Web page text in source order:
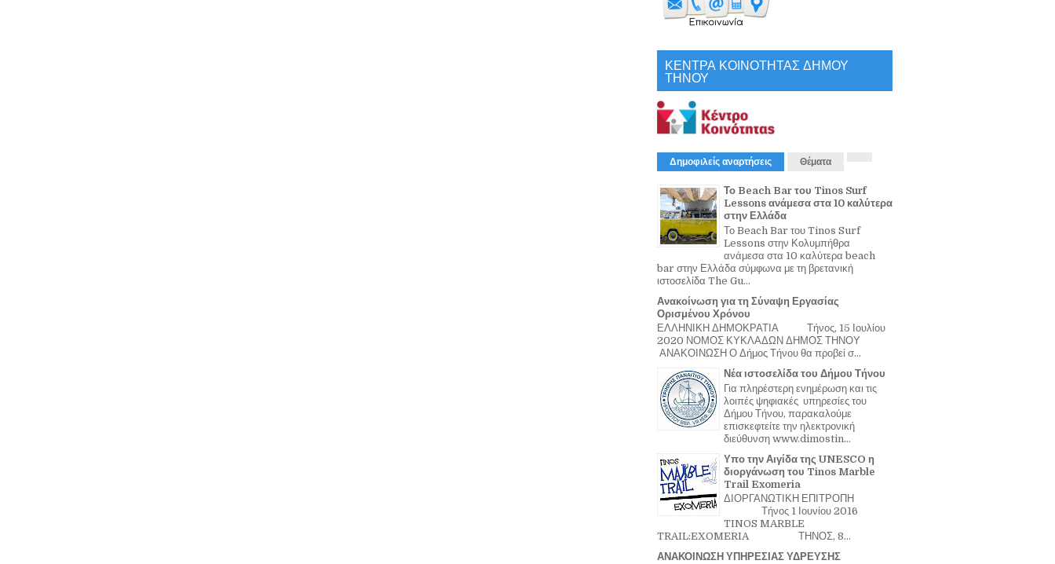
ΚΕΝΤΡΑ ΚΟΙΝΟΤΗΤΑΣ ΔΗΜΟΥ
ΤΗΝΟΥ
Δημοφιλείς αναρτήσεις Θέματα
Το Beach Bar του Tinos Surf
Lessons ανάμεσα στα 10 καλύτερα
στην Ελλάδα
Το Beach Bar του Tinos Surf
Lessons στην Κολυμπήθρα
ανάμεσα στα 10 καλύτερα beach
bar στην Ελλάδα σύμφωνα με τη βρετανική
ιστοσελίδα The Gu...
Ανακοίνωση για τη Σύναψη Εργασίας
Ορισμένου Χρόνου
ΕΛΛΗΝΙΚΗ ΔΗΜΟΚΡΑΤΙΑ Τήνος, 15 Ιουλίου
2020 ΝΟΜΟΣ ΚΥΚΛΑΔΩΝ ΔΗΜΟΣ ΤΗΝΟΥ
ΑΝΑΚΟΙΝΩΣΗ Ο Δήμος Τήνου θα προβεί σ...
Νέα ιστοσελίδα του Δήμου Τήνου
Για πληρέστερη ενημέρωση και τις
λοιπές ψηφιακές υπηρεσίες του
Δήμου Τήνου, παρακαλούμε
επισκεφτείτε την ηλεκτρονική
διεύθυνση www.dimostin...
Υπο την Αιγίδα της UNESCO η
διοργάνωση του Tinos Marble
Trail Exomeria
ΔΙΟΡΓΑΝΩΤΙΚΗ ΕΠΙΤΡΟΠΗ
Τήνος 1 Ιουνίου 2016
TINOS MARBLE
TRAIL:EXOMERIA ΤΗΝΟΣ, 8...
ΑΝΑΚΟΙΝΩΣΗ ΥΠΗΡΕΣΙΑΣ ΥΔΡΕΥΣΗΣ